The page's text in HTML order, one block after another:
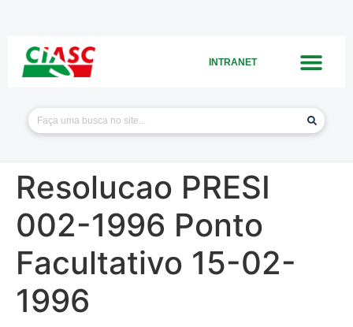
INTRANET
Resolucao PRESI
002-1996 Ponto
Facultativo 15-02-
1996